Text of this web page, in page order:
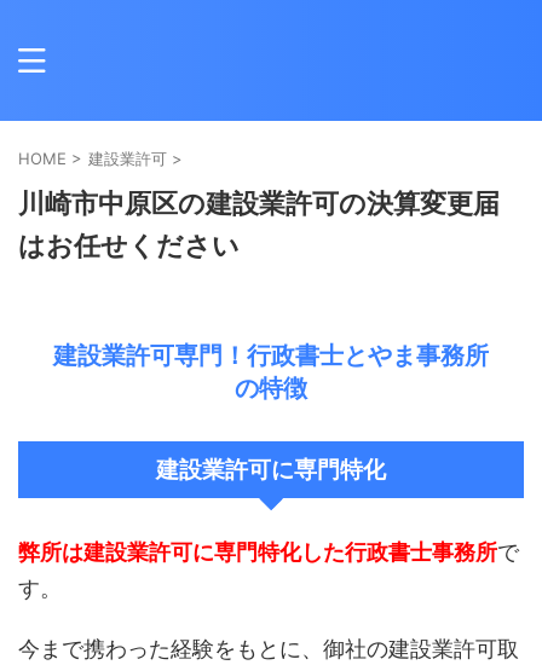
HOME > 建設業許可 >
川崎市中原区の建設業許可の決算変更届
はお任せください
建設業許可専門！行政書士とやま事務所
の特徴
建設業許可に専門特化
弊所は建設業許可に専門特化した行政書士事務所で
す。
今まで携わった経験をもとに、御社の建設業許可取